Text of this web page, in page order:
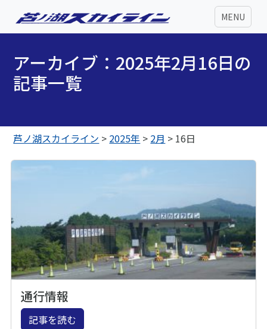
MENU
アーカイブ：2025年2月16日の
記事一覧
芦ノ湖スカイライン > 2025年 > 2月 > 16日
通行情報
記事を読む